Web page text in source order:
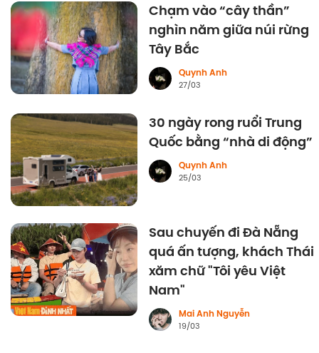
Chạm vào “cây thần”
nghìn năm giữa núi rừng
Tây Bắc
Quynh Anh
27/03
30 ngày rong ruổi Trung
Quốc bằng “nhà di động”
Quynh Anh
25/03
Sau chuyến đi Đà Nẵng
quá ấn tượng, khách Thái
xăm chữ "Tôi yêu Việt
Nam"
Mai Anh Nguyễn
19/03